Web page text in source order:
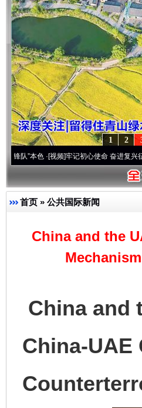
2
1
·[视频]牢记初心使命 奋进复兴征程丨宝塔
首页 » 公共国际新闻
China and the
China and
China-